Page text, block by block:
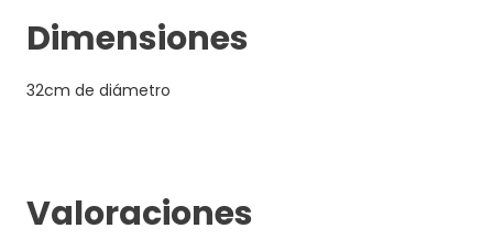
Dimensiones
32cm de diámetro
Valoraciones